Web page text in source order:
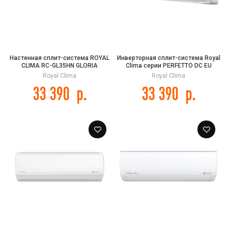
Настенная сплит-система ROYAL
CLIMA RC-GL35HN GLORIA
Royal Clima
33 390 р.
Инверторная сплит-система Royal
Clima серии PERFETTO DC EU
Inverter 2025 RCI-PFD24HN
Royal Clima
33 390 р.